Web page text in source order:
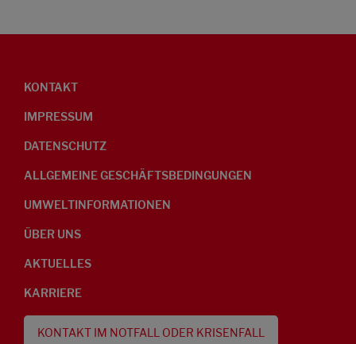
KONTAKT
IMPRESSUM
DATENSCHUTZ
ALLGEMEINE GESCHÄFTSBEDINGUNGEN
UMWELTINFORMATIONEN
ÜBER UNS
AKTUELLES
KARRIERE
KONTAKT IM NOTFALL ODER KRISENFALL